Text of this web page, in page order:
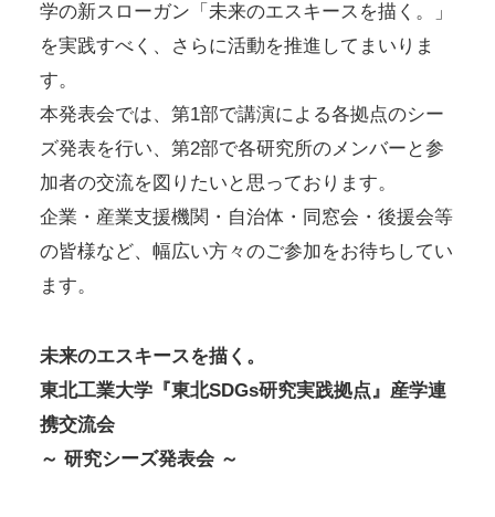
学の新スローガン「未来のエスキースを描く。」
を実践すべく、さらに活動を推進してまいりま
す。
本発表会では、第1部で講演による各拠点のシー
ズ発表を行い、第2部で各研究所のメンバーと参
加者の交流を図りたいと思っております。
企業・産業支援機関・自治体・同窓会・後援会等
の皆様など、幅広い方々のご参加をお待ちしてい
ます。
未来のエスキースを描く。
東北工業大学『東北SDGs研究実践拠点』産学連
携交流会
～ 研究シーズ発表会 ～